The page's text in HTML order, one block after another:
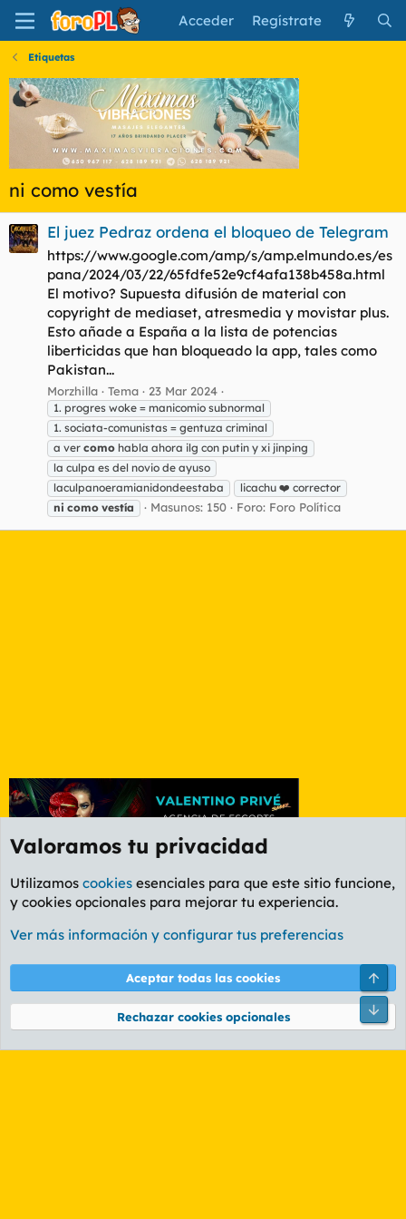
Acceder Regístrate
Etiquetas
ni como vestía
El juez Pedraz ordena el bloqueo de Telegram
https://www.google.com/amp/s/amp.elmundo.es/es
pana/2024/03/22/65fdfe52e9cf4afa138b458a.html
El motivo? Supuesta difusión de material con
copyright de mediaset, atresmedia y movistar plus.
Esto añade a España a la lista de potencias
liberticidas que han bloqueado la app, tales como
Pakistan...
Morzhilla Tema 23 Mar 2024
1. progres woke = manicomio subnormal
1. sociata-comunistas = gentuza criminal
a ver como habla ahora ilg con putin y xi jinping
la culpa es del novio de ayuso
laculpanoeramianidondeestaba
licachu ❤️ corrector
ni como vestía Masunos: 150 Foro: Foro Política
Etiquetas
Cookies
PL OLDSTYLE AMARILLO
Términos y reglas Política de privacidad Ayuda
Community platform by XenForo® © 2010-2026 XenForo Ltd.
Valoramos tu privacidad
Utilizamos cookies esenciales para que este sitio funcione,
y cookies opcionales para mejorar tu experiencia.
Ver más información y configurar tus preferencias
Aceptar todas las cookies
Rechazar cookies opcionales
Pie